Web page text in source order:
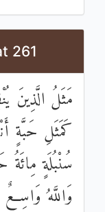
261
مَثَلُ الَّذِينَ
كَمَثَلِ حَبَّةٍ
سُنْبُلَةٍ
وَاللَّهُ وَاسِعٌ